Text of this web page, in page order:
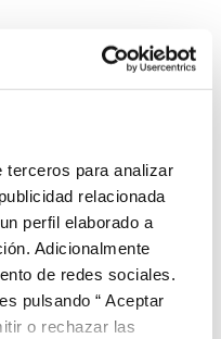
terceros para analizar
relacionada
perfil elaborado a
Adicionalmente
de redes sociales.
pulsando “ Aceptar
o rechazar las
garantizando la
que no dominan
digitalización,además
cita previa en oficinas,
videoconferencia,